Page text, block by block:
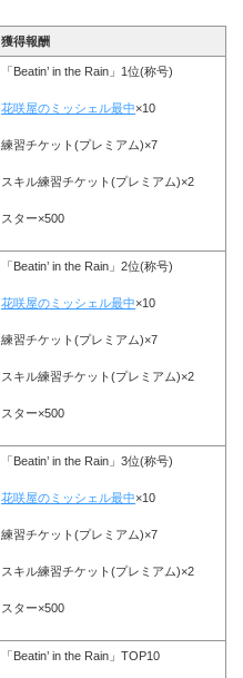
獲得報酬
「Beatin’ in the Rain」1位(称号)
花咲屋のミッシェル最中×10
練習チケット(プレミアム)×7
スキル練習チケット(プレミアム)×2
スター×500
「Beatin’ in the Rain」2位(称号)
花咲屋のミッシェル最中×10
練習チケット(プレミアム)×7
スキル練習チケット(プレミアム)×2
スター×500
「Beatin’ in the Rain」3位(称号)
花咲屋のミッシェル最中×10
練習チケット(プレミアム)×7
スキル練習チケット(プレミアム)×2
スター×500
「Beatin’ in the Rain」TOP10